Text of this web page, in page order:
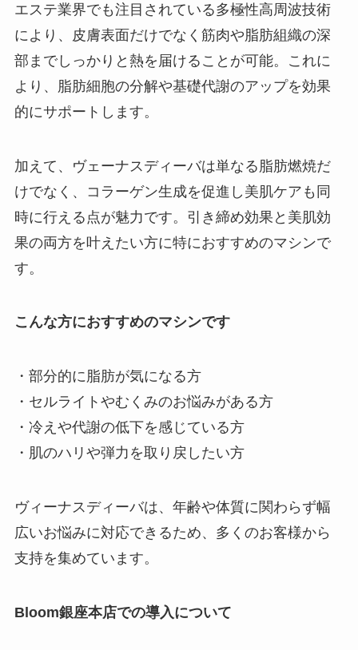
エステ業界でも注目されている多極性高周波技術
により、皮膚表面だけでなく筋肉や脂肪組織の深
部までしっかりと熱を届けることが可能。これに
より、脂肪細胞の分解や基礎代謝のアップを効果
的にサポートします。
加えて、ヴェーナスディーバは単なる脂肪燃焼だ
けでなく、コラーゲン生成を促進し美肌ケアも同
時に行える点が魅力です。引き締め効果と美肌効
果の両方を叶えたい方に特におすすめのマシンで
す。
こんな方におすすめのマシンです
・部分的に脂肪が気になる方
・セルライトやむくみのお悩みがある方
・冷えや代謝の低下を感じている方
・肌のハリや弾力を取り戻したい方
ヴィーナスディーバは、年齢や体質に関わらず幅
広いお悩みに対応できるため、多くのお客様から
支持を集めています。
Bloom銀座本店での導入について